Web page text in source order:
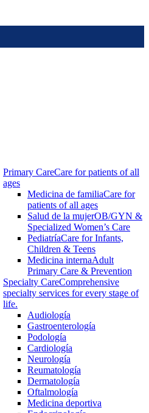
Primary CareCare for patients of all
ages
Medicina de familiaCare for
patients of all ages
Salud de la mujerOB/GYN &
Specialized Women’s Care
PediatríaCare for Infants,
Children & Teens
Medicina internaAdult
Primary Care & Prevention
Specialty CareComprehensive
specialty services for every stage of
life.
Audiología
Gastroenterología
Podología
Cardiología
Neurología
Reumatología
Dermatología
Oftalmología
Medicina deportiva